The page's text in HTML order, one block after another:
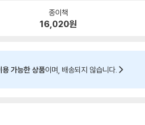
종이책
16,020원
가능한 상품이며, 배송되지 않습니다.